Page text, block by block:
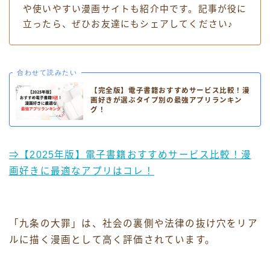
や使いやすい漫画サイトも紹介中です。記事が役に
立ったら、ぜひお友達にもシェアしてください♪
合わせて読みたい
【完全版】電子書籍おすすめサービス比較！漫
画好きが選ぶタイプ別の最強アプリランキン
グ！
⇒【2025年版】電子書籍おすすめサービス比較！漫
画好きに最適なアプリはコレ！
「九条の大罪」は、社会の裏側や法律の抜け穴をリア
ルに描く漫画として高く評価されています。